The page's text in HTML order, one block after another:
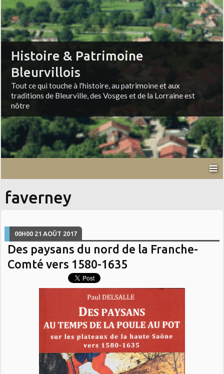
Histoire & Patrimoine
Bleurvillois
Tout ce qui touche à l'histoire, au patrimoine et aux
traditions de Bleurville, des Vosges et de la Lorraine est
nôtre
faverney
00H00 21 AOÛT 2017
Des paysans du nord de la Franche-
Comté vers 1580-1635